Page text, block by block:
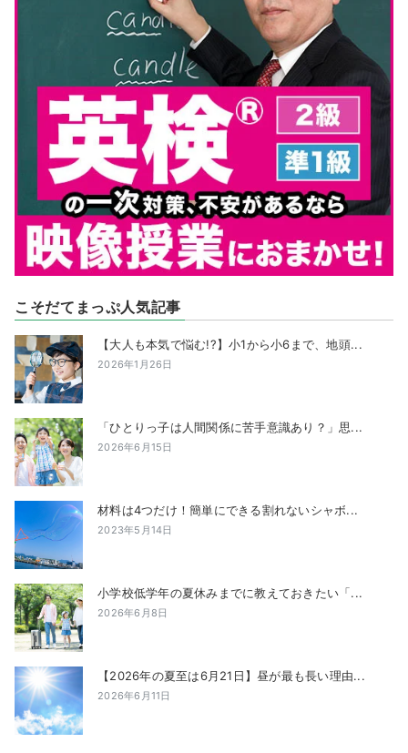
こそだてまっぷ人気記事
【大人も本気で悩む!?】小1から小6まで、地頭...
2026年1月26日
「ひとりっ子は人間関係に苦手意識あり？」思...
2026年6月15日
材料は4つだけ！簡単にできる割れないシャボ...
2023年5月14日
小学校低学年の夏休みまでに教えておきたい「...
2026年6月8日
【2026年の夏至は6月21日】昼が最も長い理由...
2026年6月11日